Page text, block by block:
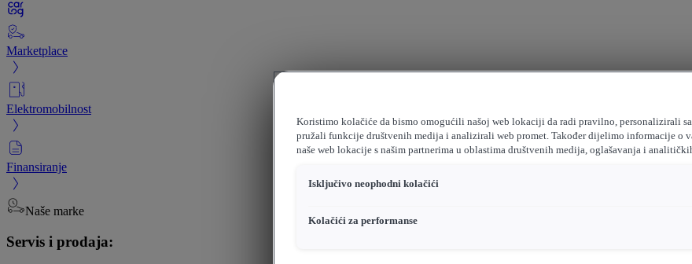
Marketplace
Elektromobilnost
Finansiranje
Naše marke
Servis i prodaja:
Koristimo kolačiće da bismo omogućili našoj web lokaciji da radi pravilno, personalizirali
pružali funkcije društvenih medija i analizirali web promet. Također dijelimo informacije o
naše web lokacije s našim partnerima u oblastima društvenih medija, oglašavanja i
Isključivo neophodni kolačići
Kolačići za performanse